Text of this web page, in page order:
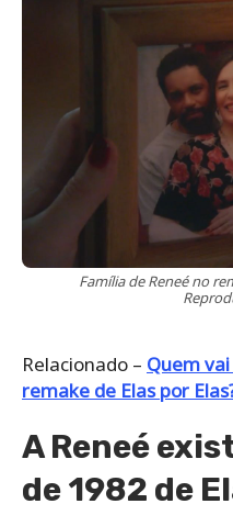
Família de Reneé no
Relacionado – Quem
remake de Elas por
A Reneé
de 1982 de